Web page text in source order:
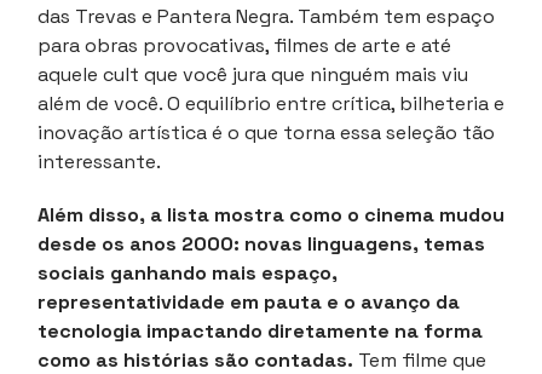
das Trevas e Pantera Negra. Também tem espaço
para obras provocativas, filmes de arte e até
aquele cult que você jura que ninguém mais viu
além de você. O equilíbrio entre crítica, bilheteria e
inovação artística é o que torna essa seleção tão
interessante.
Além disso, a lista mostra como o cinema mudou
desde os anos 2000: novas linguagens, temas
sociais ganhando mais espaço,
representatividade em pauta e o avanço da
tecnologia impactando diretamente na forma
como as histórias são contadas. Tem filme que